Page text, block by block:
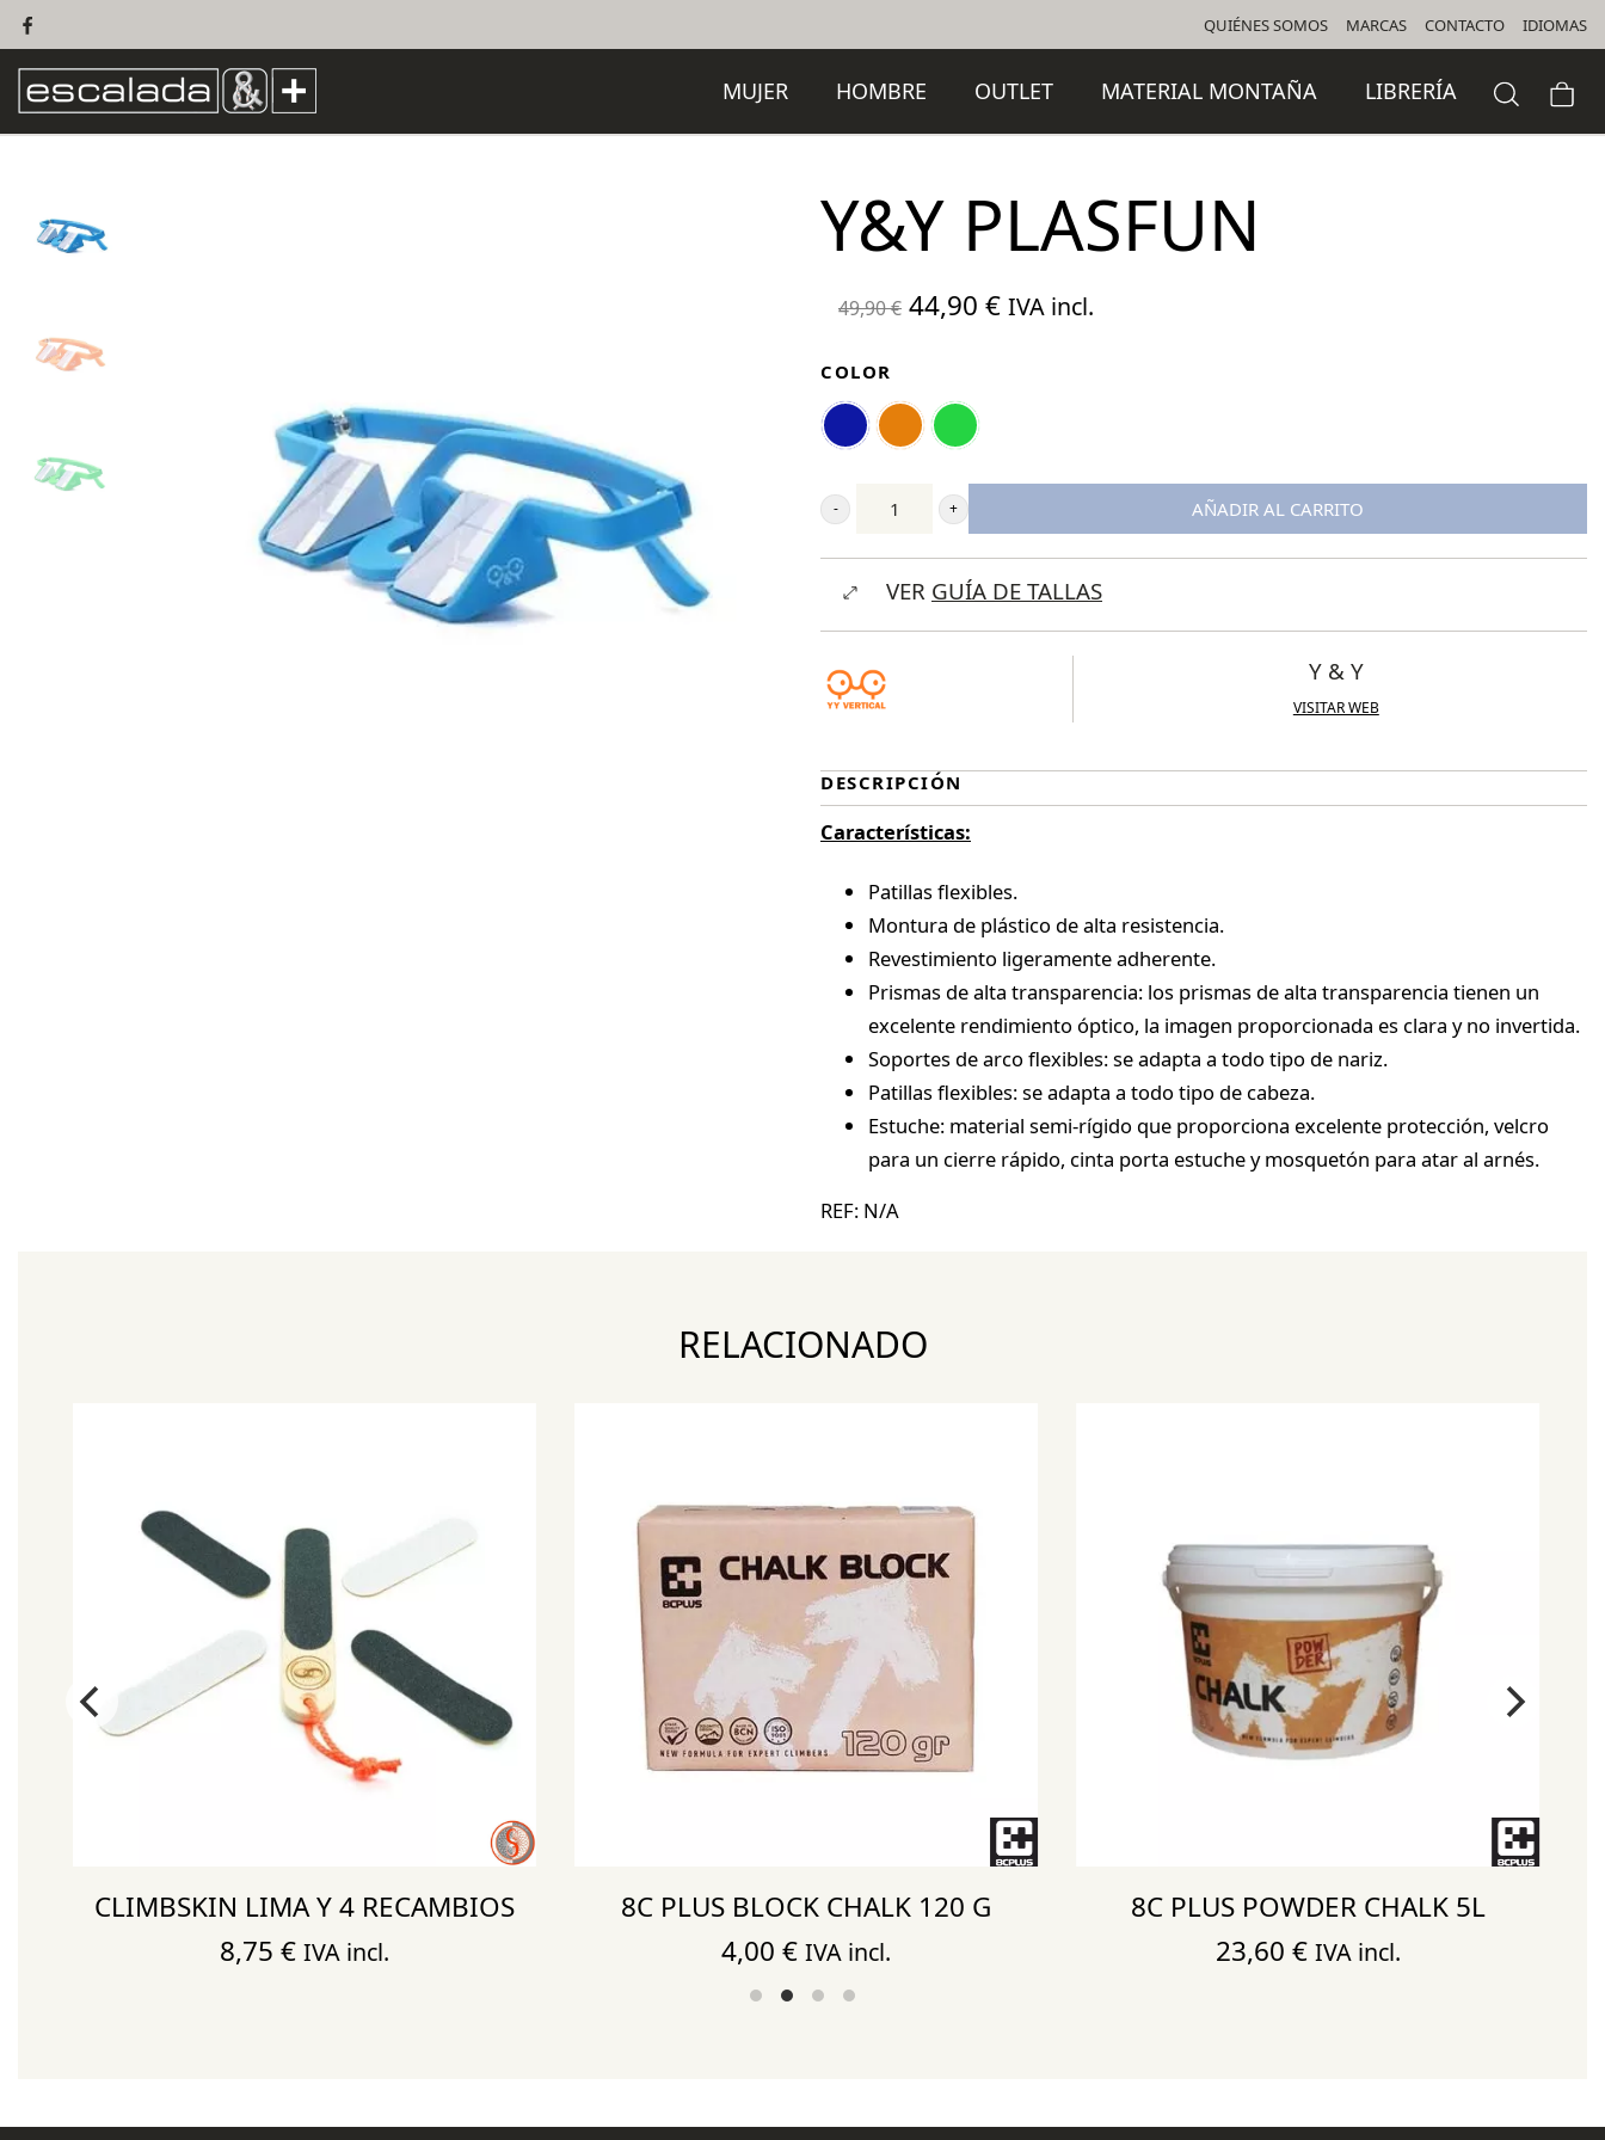
QUIÉNES SOMOS MARCAS CONTACTO IDIOMAS
MUJER HOMBRE OUTLET MATERIAL MONTAÑA LIBRERÍA
Y&Y PLASFUN
49,90€ El
era:
49,90 €.
44,90 €El
IVA incl.
COLOR
Y&Y
Plasfun
cantidad
AÑADIR AL CARRITO
VER GUÍA DE TALLAS
Y & Y
VISITAR WEB
DESCRIPCIÓN
Características:
Patillas flexibles.
Montura de plástico de alta resistencia.
Revestimiento ligeramente adherente.
Prismas de alta transparencia: los prismas de alta transparencia tienen un
excelente rendimiento óptico, la imagen proporcionada es clara y no invertida.
Soportes de arco flexibles: se adapta a todo tipo de nariz.
Patillas flexibles: se adapta a todo tipo de cabeza.
Estuche: material semi-rígido que proporciona excelente protección, velcro
para un cierre rápido, cinta porta estuche y mosquetón para atar al arnés.
REF: N/A
RELACIONADO
CLIMBSKIN LIMA Y 4 RECAMBIOS
8,75€ IVA incl.
8C PLUS BLOCK CHALK 120 G
4,00€ IVA incl.
8C PLUS POWDER CHALK 5L
23,60 € IVA incl.